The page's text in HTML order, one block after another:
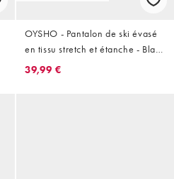
OYSHO - Pantalon de ski évasé
en tissu stretch et étanche - Blanc
cassé
39,99 €